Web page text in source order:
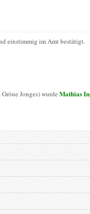
einstimmig im Amt bestätigt.
Jonges) wurde Mathias